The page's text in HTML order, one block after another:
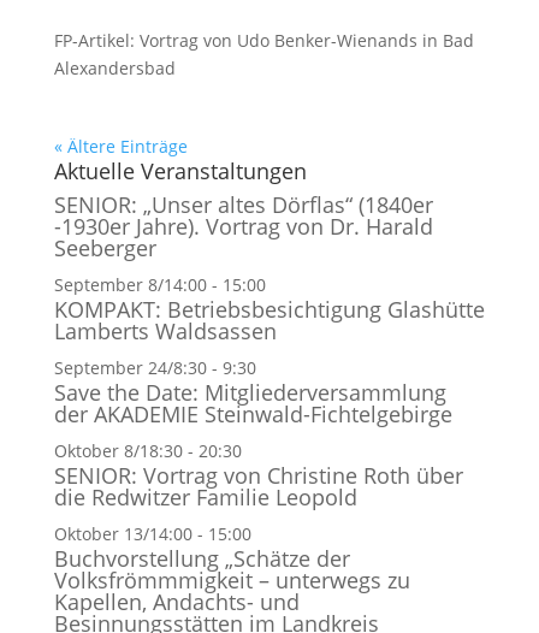
FP-Artikel: Vortrag von Udo Benker-Wienands in Bad
Alexandersbad
« Ältere Einträge
Aktuelle Veranstaltungen
SENIOR: „Unser altes Dörflas“ (1840er
-1930er Jahre). Vortrag von Dr. Harald
Seeberger
September 8/14:00- 15:00
KOMPAKT: Betriebsbesichtigung Glashütte
Lamberts Waldsassen
September 24/8:30- 9:30
Save the Date: Mitgliederversammlung
der AKADEMIE Steinwald-Fichtelgebirge
Oktober 8/18:30- 20:30
SENIOR: Vortrag von Christine Roth über
die Redwitzer Familie Leopold
Oktober 13/14:00- 15:00
Buchvorstellung „Schätze der
Volksfrömmmigkeit – unterwegs zu
Kapellen, Andachts- und
Besinnungsstätten im Landkreis